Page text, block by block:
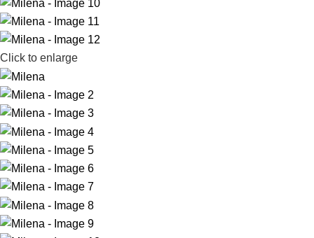
Click to enlarge